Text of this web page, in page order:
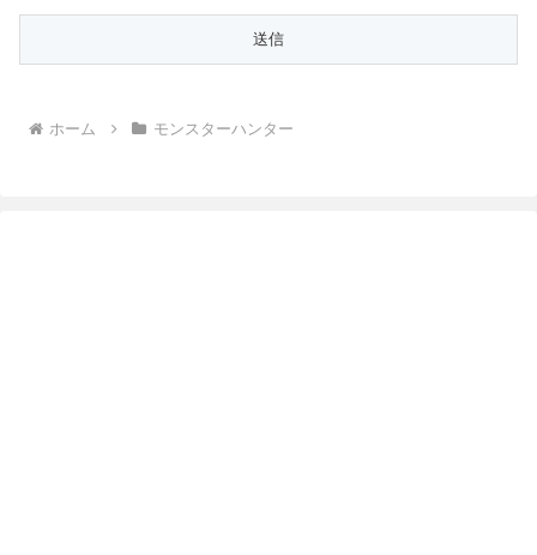
ホーム モンスターハンター